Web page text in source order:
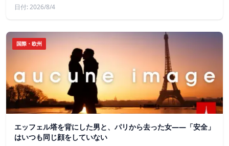
日付: 2026/8/4
国際・欧州
エッフェル塔を背にした男と、パリから去った女——「安全」
はいつも同じ顔をしていない